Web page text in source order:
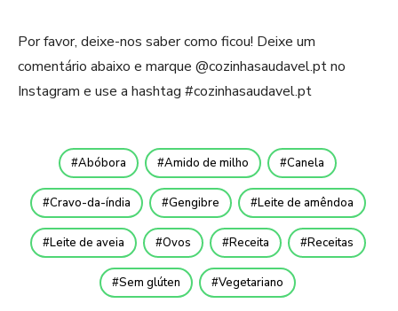
Por favor, deixe-nos saber como ficou! Deixe um
comentário abaixo e marque @cozinhasaudavel.pt no
Instagram e use a hashtag #cozinhasaudavel.pt
Abóbora Amido de milho Canela
Cravo-da-índia Gengibre Leite de amêndoa
Leite de aveia Ovos Receita Receitas
Sem glúten Vegetariano